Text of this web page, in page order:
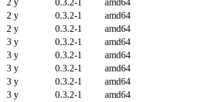
2 y
0.3.2-1 amd64
2 y
0.3.2-1 amd64
2 y
0.3.2-1 amd64
3 y
0.3.2-1 amd64
3 y
0.3.2-1 amd64
3 y
0.3.2-1 amd64
3 y
0.3.2-1 amd64
3 y
0.3.2-1 amd64